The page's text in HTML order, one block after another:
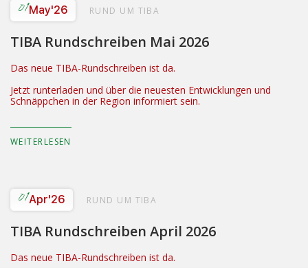
01May'26 RUND UM TIBA
TIBA Rundschreiben Mai 2026
Das neue TIBA-Rundschreiben ist da.
Jetzt runterladen und über die neuesten Entwicklungen und
Schnäppchen in der Region informiert sein.
WEITERLESEN
01Apr'26 RUND UM TIBA
TIBA Rundschreiben April 2026
Das neue TIBA-Rundschreiben ist da.